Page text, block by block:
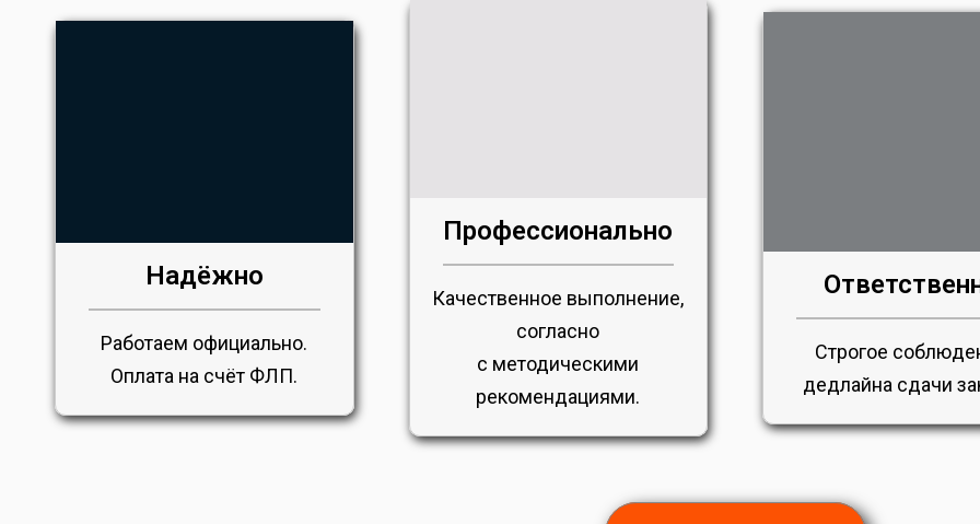
Надёжно
Работаем официально.
Оплата на счёт ФЛП.
Профессионально
Качественное выполнение,
согласно
с методическими
рекомендациями.
Строгое
дедлайна сдачи